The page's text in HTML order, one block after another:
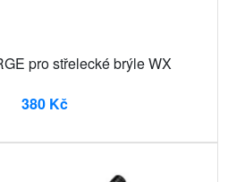
pro střelecké brýle WX
380 Kč